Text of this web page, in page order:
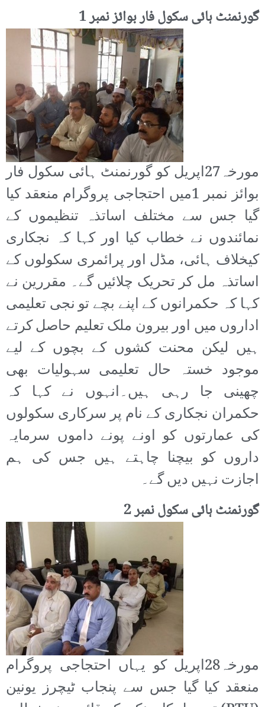
گورنمنٹ ہائی سکول فار بوائز نمبر 1
مورخہ27اپریل کو گورنمنٹ ہائی سکول فار
بوائز نمبر 1میں احتجاجی پروگرام منعقد کیا
گیا جس سے مختلف اساتذہ تنظیموں کے
نمائندوں نے خطاب کیا اور کہا کہ نجکاری
کیخلاف ہائی، مڈل اور پرائمری سکولوں کے
اساتذہ مل کر تحریک چلائیں گے۔ مقررین نے
کہا کہ حکمرانوں کے اپنے بچے تو نجی تعلیمی
اداروں میں اور بیرون ملک تعلیم حاصل کرتے
ہیں لیکن محنت کشوں کے بچوں کے لیے
موجود خستہ حال تعلیمی سہولیات بھی
چھینی جا رہی ہیں۔انہوں نے کہا کہ
حکمران نجکاری کے نام پر سرکاری سکولوں
کی عمارتوں کو اونے پونے داموں سرمایہ
داروں کو بیچنا چاہتے ہیں جس کی ہم
اجازت نہیں دیں گے۔
گورنمنٹ ہائی سکول نمبر 2
مورخہ28اپریل کو یہاں احتجاجی پروگرام
منعقد کیا گیا جس سے پنجاب ٹیچرز یونین